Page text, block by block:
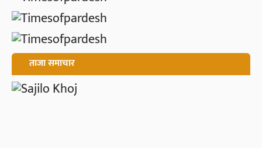
ताजा समाचार